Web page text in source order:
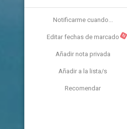
Notificarme cuando...
Editar fechas de marcado N
Añadir nota privada
Añadir a la lista/s
Recomendar